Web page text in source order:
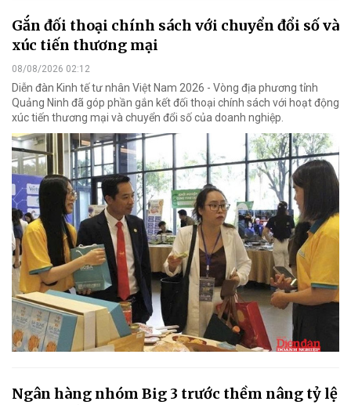
Gắn đối thoại chính sách với chuyển đổi số và
xúc tiến thương mại
08/08/2026 02:12
Diễn đàn Kinh tế tư nhân Việt Nam 2026 - Vòng địa phương tỉnh
Quảng Ninh đã góp phần gắn kết đối thoại chính sách với hoạt động
xúc tiến thương mại và chuyển đổi số của doanh nghiệp.
Ngân hàng nhóm Big 3 trước thềm nâng tỷ lệ